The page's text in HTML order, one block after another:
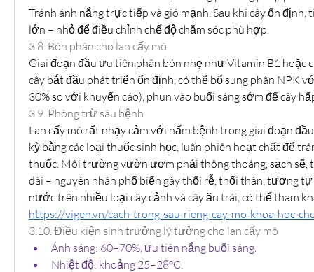
Tránh ánh nắng trực tiếp và gió mạnh. Sau khi cây ổn định,
lớn – nhỏ để điều chỉnh chế độ chăm sóc phù hợp.
3.8. Bón phân cho lan cấy mô
Giai đoạn đầu ưu tiên phân bón nhẹ như Vitamin B1 hoặc
cây bắt đầu phát triển ổn định, có thể bổ sung phân NPK
30% so với khuyến cáo), phun vào buổi sáng sớm để cây
3.9. Phòng trừ sâu bệnh
Lan cấy mô rất nhạy cảm với nấm bệnh trong giai đoạn
kỳ bằng các loại thuốc sinh học, luân phiên hoạt chất để
thuốc. Môi trường vườn ươm phải thông thoáng, sạch sẽ,
dài – nguyên nhân phổ biến gây thối rễ, thối thân, tương
https://vigen.vn/cach-trong-sau-rieng-cay-mo-khoa-hoc-
3.10. Điều kiện sinh trưởng lý tưởng cho lan cấy mô
Ánh sáng: 60–70%, ưu tiên nắng buổi sáng.
Nhiệt độ: khoảng 25–28°C.